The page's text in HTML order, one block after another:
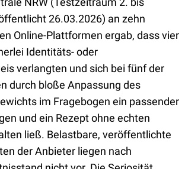
26.03.2026) an zehn
Online-Plattformen ergab, dass vier
Identitäts- oder
verlangten und sich bei fünf der
durch bloße Anpassung des
im Fragebogen ein passender
und ein Rezept ohne echten
ließ. Belastbare, veröffentlichte
der Anbieter liegen nach